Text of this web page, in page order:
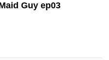
Guy ep03